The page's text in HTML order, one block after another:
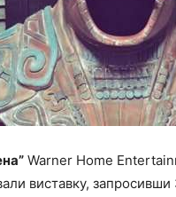
Warner Home
виставку,